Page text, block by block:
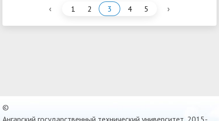
‹ 1 2 3 4 5 ›
©
Ангарский государственный технический университет, 2015-